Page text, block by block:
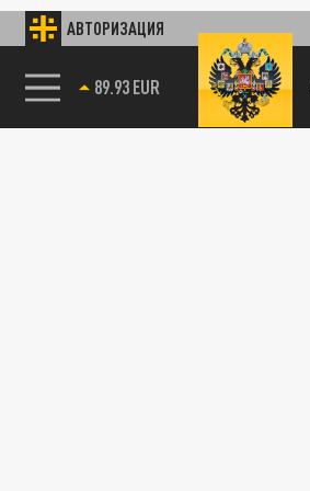
АВТОРИЗАЦИЯ
89.93 EUR